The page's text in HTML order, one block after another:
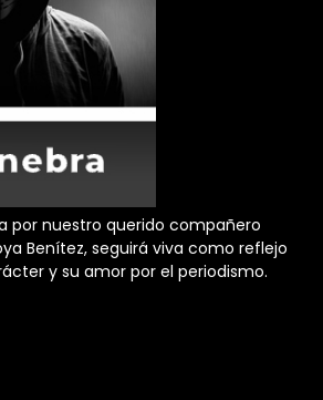
por nuestro querido compañero
Benítez, seguirá viva como reflejo
y su amor por el periodismo.